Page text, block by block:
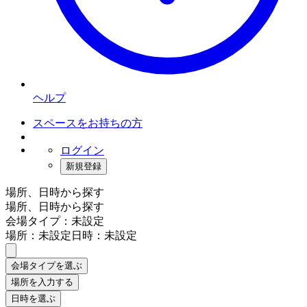
ヘルプ
スペースをお持ちの方
ログイン
新規登録
場所、日時から探す
場所、日時から探す
会場タイプ：未設定
場所：未設定日時：未設定
会場タイプを選ぶ
場所を入力する
日時を選ぶ